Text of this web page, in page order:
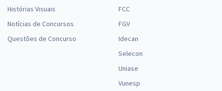
Histórias Visuais
Notícias de Concursos
Questões de Concurso
FCC
FGV
Idecan
Selecon
Uniase
Vunesp